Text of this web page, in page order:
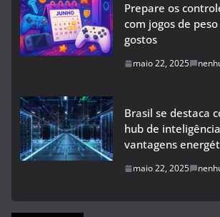
Prepare os
com jogos de
gostos
maio 22, 2025
Brasil se destaca
hub de
vantagens
maio 22, 2025